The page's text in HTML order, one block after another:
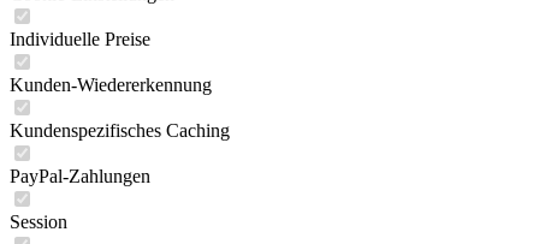
Individuelle Preise
Kunden-Wiedererkennung
Kundenspezifisches Caching
PayPal-Zahlungen
Session